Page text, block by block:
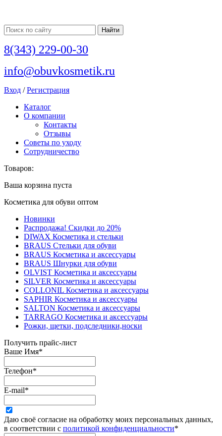
8(343) 229-00-30
info@obuvkosmetik.ru
Вход /Регистрация
Каталог
О компании
Контакты
Отзывы
Советы по уходу
Сотрудничество
Товаров:
Ваша корзина пуста
Косметика для обуви оптом
Новинки
Распродажа! Скидки до 20%
DIWAX Косметика и стельки
BRAUS Стельки для обуви
BRAUS Косметика и аксессуары
BRAUS Шнурки для обуви
OLVIST Косметика и аксессуары
SILVER Косметика и аксессуары
COLLONIL Косметика и аксессуары
SAPHIR Косметика и аксессуары
SALTON Косметика и аксессуары
TARRAGO Косметика и аксессуары
Рожки, щетки, подследники,носки
Получить прайс-лист
Ваше Имя*
Телефон*
E-mail*
Даю своё согласие на обработку моих персональных данных,
в соответствии с политикой конфиденциальности*